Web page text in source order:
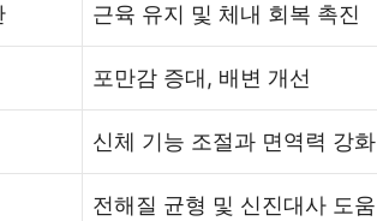
근육 유지 및 체내 회복 촉진
포만감 증대, 배변 개선
신체 기능 조절과 면역력 강화
전해질 균형 및 신진대사 도움